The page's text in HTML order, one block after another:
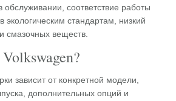
обслуживании, соответствие работы
экологическим стандартам, низкий
смазочных веществ.
зависит от конкретной модели,
дополнительных опций и